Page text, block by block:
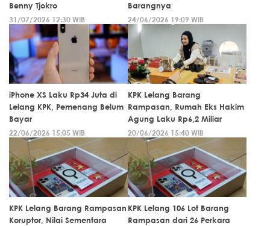
Benny Tjokro
31/07/2026 12:30 WIB
Barangnya
24/06/2026 19:09 WIB
iPhone XS Laku Rp34 Juta di
Lelang KPK, Pemenang Belum
Bayar
22/06/2026 15:05 WIB
KPK Lelang Barang
Rampasan, Rumah Eks Hakim
Agung Laku Rp6,2 Miliar
20/06/2026 15:40 WIB
KPK Lelang Barang Rampasan
Koruptor, Nilai Sementara
KPK Lelang 106 Lot Barang
Rampasan dari 26 Perkara